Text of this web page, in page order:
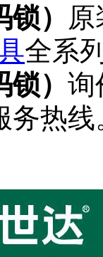
）
全系
） 询
务热线